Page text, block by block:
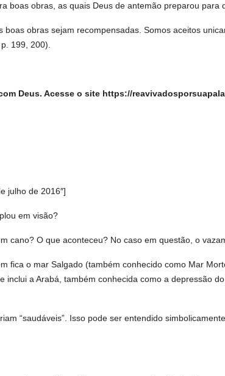
obras, as quais Deus de antemão preparou para
obras sejam recompensadas. Somos aceitos
199, 200).
Deus. Acesse o site https://
julho de 2016″]
em visão?
cano? O que aconteceu? No caso em questão, o
fica o mar Salgado (também conhecido como Mar
a Arabá, também conhecida como a depressão
“saudáveis”. Isso pode ser entendido